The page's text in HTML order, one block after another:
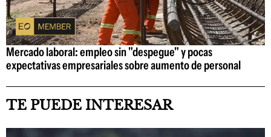
Mercado laboral: empleo sin "despegue" y pocas
expectativas empresariales sobre aumento de personal
TE PUEDE INTERESAR